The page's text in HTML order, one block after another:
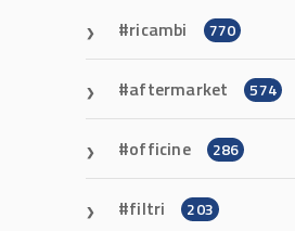
ricambi 770
aftermarket 574
officine 286
filtri 203